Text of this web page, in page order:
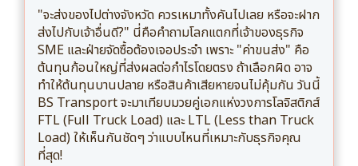
"จะส่งของไปต่างจังหวัด ควรเหมาทั้งคันไปเลย หรือจะฝาก
ส่งไปกับเจ้าอื่นดี?" นี่คือคำถามโลกแตกที่เจ้าของธุรกิจ
SME และฝ่ายจัดซื้อต้องเจอประจำ เพราะ "ค่าขนส่ง" คือ
ต้นทุนก้อนใหญ่ที่ส่งผลต่อกำไรโดยตรง ถ้าเลือกผิด อาจ
ทำให้ต้นทุนบานปลาย หรือสินค้าเสียหายจนไม่คุ้มกัน วันนี้
BS Transport จะมาเทียบมวยคู่เอกแห่งวงการโลจิสติกส์
FTL (Full Truck Load) และ LTL (Less than Truck
Load) ให้เห็นกันชัดๆ ว่าแบบไหนที่เหมาะกับธุรกิจคุณ
ที่สุด!